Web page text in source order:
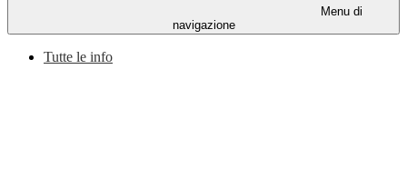
Menu di
navigazione
Tutte le info